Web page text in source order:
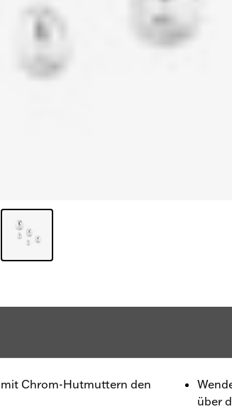
Chrom-Hutmuttern den
über